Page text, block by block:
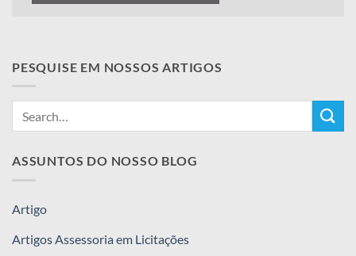
PESQUISE EM NOSSOS ARTIGOS
ASSUNTOS DO NOSSO BLOG
Artigo
Artigos Assessoria em Licitações